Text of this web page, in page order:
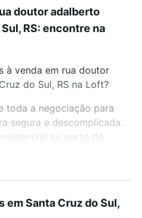
doutor adalberto
RS: encontre na
à venda em rua doutor
do Sul, RS na Loft?
toda a negociação para
segura e descomplicada.
ou perto do
em rua doutor
do Sul, RS para
sem compromisso e
em Santa Cruz do Sul,